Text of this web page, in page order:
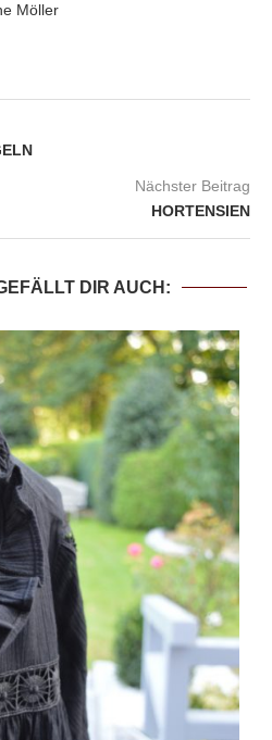
Möller
Nächster Beitrag
HORTENSIEN
DIR AUCH: